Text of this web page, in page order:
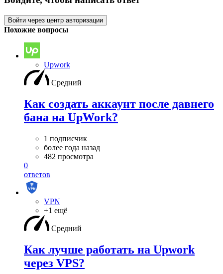
Войти через центр авторизации
Похожие вопросы
Upwork
Средний
Как создать аккаунт после давнего
бана на UpWork?
1 подписчик
более года назад
482 просмотра
0
ответов
VPN
+1 ещё
Средний
Как лучше работать на Upwork
через VPS?